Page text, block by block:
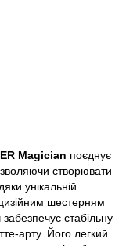
Magician поєднує
створювати
унікальній
шестерням
стабільну
арту. Його легкий